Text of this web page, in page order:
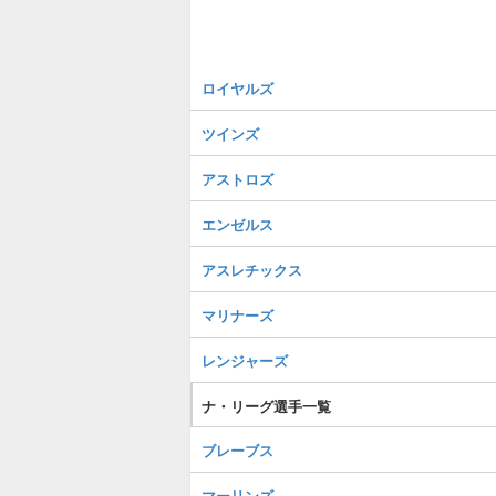
ロイヤルズ
ツインズ
アストロズ
エンゼルス
アスレチックス
マリナーズ
レンジャーズ
ナ・リーグ選手一覧
ブレーブス